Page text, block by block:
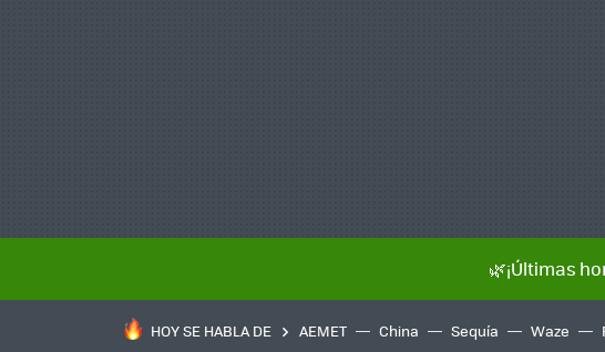
🌿¡Últimas
HOY SE HABLA DE AEMET China Sequía Waze